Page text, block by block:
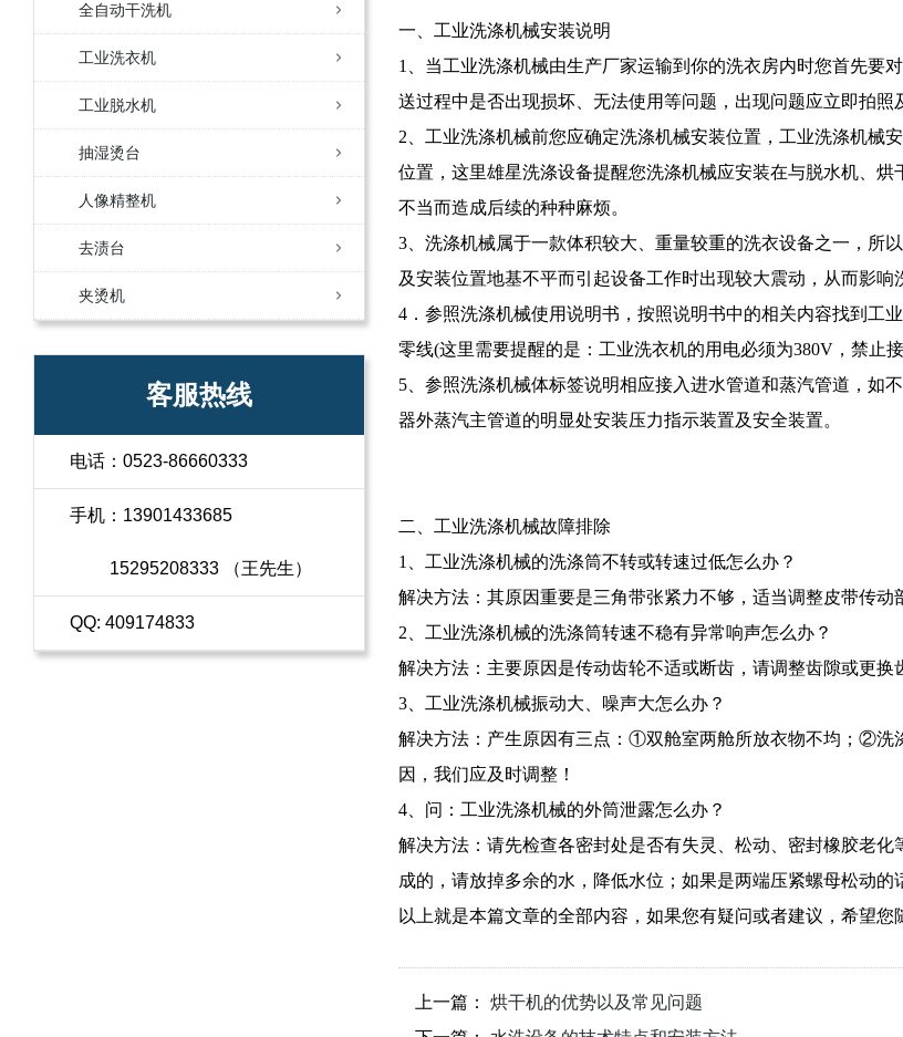
全自动干洗机
工业洗衣机
工业脱水机
抽湿烫台
人像精整机
去渍台
夹烫机
客服热线
电话：0523-86660333
手机：13901433685
15295208333 （王先生）
QQ: 409174833
一、工业洗涤机械安装说明
1、当工业洗涤机械由生产厂家运输到你的洗衣房内时您首先要
送过程中是否出现损坏、无法使用等问题，出现问题应立即拍照
2、工业洗涤机械前您应确定洗涤机械安装位置，工业洗涤机械
位置，这里雄星洗涤设备提醒您洗涤机械应安装在与脱水机、
不当而造成后续的种种麻烦。
3、洗涤机械属于一款体积较大、重量较重的洗衣设备之一，所
及安装位置地基不平而引起设备工作时出现较大震动，从而影响
4．参照洗涤机械使用说明书，按照说明书中的相关内容找到工
零线(这里需要提醒的是：工业洗衣机的用电必须为380V，禁止
5、参照洗涤机械体标签说明相应接入进水管道和蒸汽管道，如
器外蒸汽主管道的明显处安装压力指示装置及安全装置。
二、工业洗涤机械故障排除
1、工业洗涤机械的洗涤筒不转或转速过低怎么办？
解决方法：其原因重要是三角带张紧力不够，适当调整皮带传动
2、工业洗涤机械的洗涤筒转速不稳有异常响声怎么办？
解决方法：主要原因是传动齿轮不适或断齿，请调整齿隙或更换
3、工业洗涤机械振动大、噪声大怎么办？
解决方法：产生原因有三点：①双舱室两舱所放衣物不均；②
因，我们应及时调整！
4、问：工业洗涤机械的外筒泄露怎么办？
解决方法：请先检查各密封处是否有失灵、松动、密封橡胶老
成的，请放掉多余的水，降低水位；如果是两端压紧螺母松动的
以上就是本篇文章的全部内容，如果您有疑问或者建议，希望您
上一篇： 烘干机的优势以及常见问题